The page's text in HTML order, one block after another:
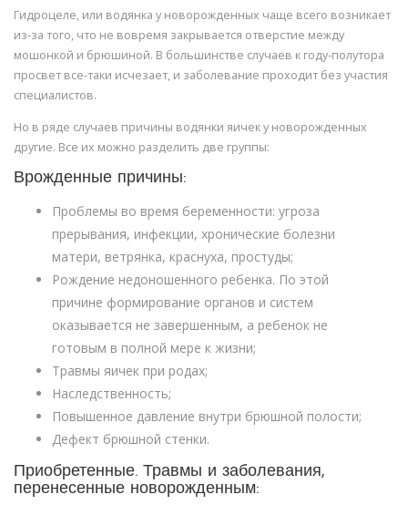
Гидроцеле, или водянка у новорожденных чаще всего возникает
из-за того, что не вовремя закрывается отверстие между
мошонкой и брюшиной. В большинстве случаев к году-полутора
просвет все-таки исчезает, и заболевание проходит без участия
специалистов.
Но в ряде случаев причины водянки яичек у новорожденных
другие. Все их можно разделить две группы:
Врожденные причины:
Проблемы во время беременности: угроза
прерывания, инфекции, хронические болезни
матери, ветрянка, краснуха, простуды;
Рождение недоношенного ребенка. По этой
причине формирование органов и систем
оказывается не завершенным, а ребенок не
готовым в полной мере к жизни;
Травмы яичек при родах;
Наследственность;
Повышенное давление внутри брюшной полости;
Дефект брюшной стенки.
Приобретенные. Травмы и заболевания,
перенесенные новорожденным: